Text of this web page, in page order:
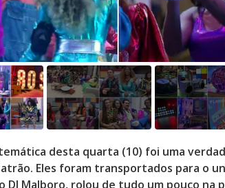
desta quarta (10) foi uma
Eles foram transportados para o
DJ Malboro, rolou de tudo um pouco na